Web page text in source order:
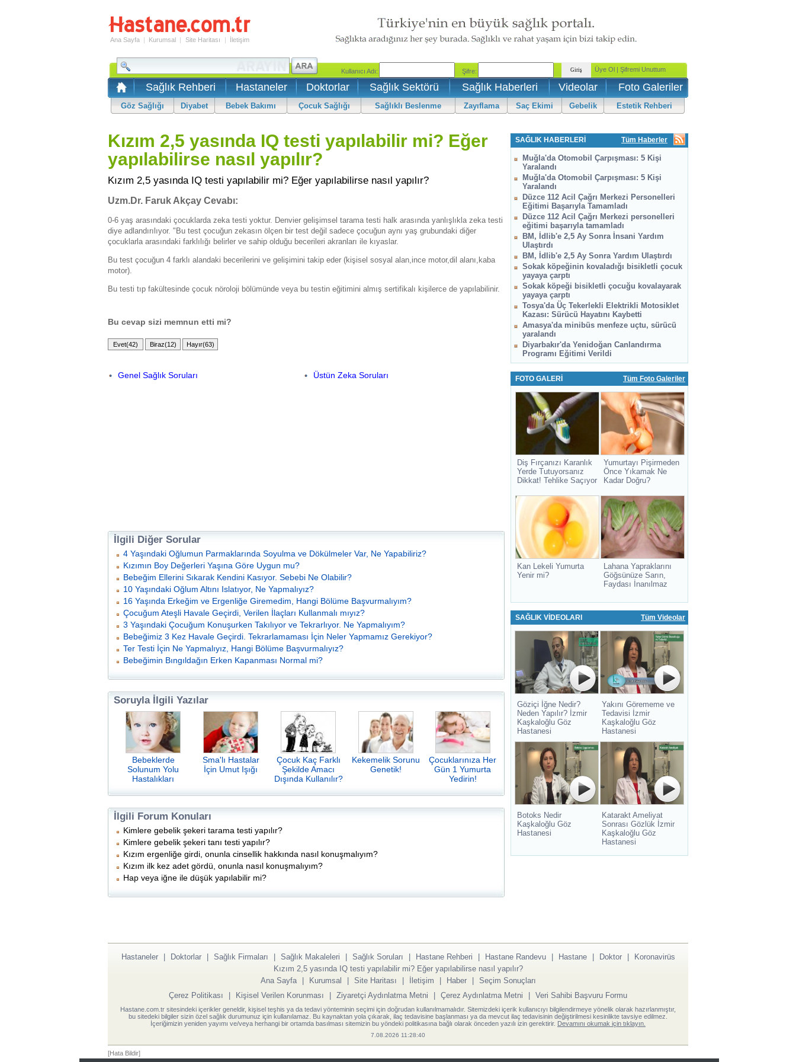
Ana Sayfa | Kurumsal | Site Haritası | İletişim
Sağlık Rehberi Hastaneler Doktorlar Sağlık Sektörü Sağlık Haberleri Videolar Foto Galeriler
Göz Sağlığı Diyabet Bebek Bakımı Çocuk Sağlığı Sağlıklı Beslenme Zayıflama Saç Ekimi Gebelik Estetik Rehberi
Kızım 2,5 yasında IQ testi yapılabilir mi? Eğer
yapılabilirse nasıl yapılır?
Kızım 2,5 yasında IQ testi yapılabilir mi? Eğer yapılabilirse nasıl yapılır?
Uzm.Dr. Faruk Akçay Cevabı:
0-6 yaş arasındaki çocuklarda zeka testi yoktur. Denvier gelişimsel tarama testi halk arasında yanlışlıkla zeka testi
diye adlandırılıyor. "Bu test çocuğun zekasın ölçen bir test değil sadece çocuğun aynı yaş grubundaki diğer
çocuklarla arasındaki farklılığı belirler ve sahip olduğu becerileri akranları ile kıyaslar.
Bu test çocuğun 4 farklı alandaki becerilerini ve gelişimini takip eder (kişisel sosyal alan,ince motor,dil alanı,kaba
motor).
Bu testi tıp fakültesinde çocuk nöroloji bölümünde veya bu testin eğitimini almış sertifikalı kişilerce de yapılabilinir.
Bu cevap sizi memnun etti mi?
Genel Sağlık Soruları Üstün Zeka Soruları
İlgili Diğer Sorular
4 Yaşındaki Oğlumun Parmaklarında Soyulma ve Dökülmeler Var, Ne Yapabiliriz?
Kızımın Boy Değerleri Yaşına Göre Uygun mu?
Bebeğim Ellerini Sıkarak Kendini Kasıyor. Sebebi Ne Olabilir?
10 Yaşındaki Oğlum Altını Islatıyor, Ne Yapmalıyız?
16 Yaşında Erkeğim ve Ergenliğe Giremedim, Hangi Bölüme Başvurmalıyım?
Çocuğum Ateşli Havale Geçirdi, Verilen İlaçları Kullanmalı mıyız?
3 Yaşındaki Çocuğum Konuşurken Takılıyor ve Tekrarlıyor. Ne Yapmalıyım?
Bebeğimiz 3 Kez Havale Geçirdi. Tekrarlamaması İçin Neler Yapmamız Gerekiyor?
Ter Testi İçin Ne Yapmalıyız, Hangi Bölüme Başvurmalıyız?
Bebeğimin Bıngıldağın Erken Kapanması Normal mi?
Soruyla İlgili Yazılar
Bebeklerde
Solunum Yolu
Hastalıkları
Sma'lı Hastalar
İçin Umut Işığı
Çocuk Kaç Farklı
Şekilde Amacı
Dışında Kullanılır?
Kekemelik Sorunu
Genetik!
Çocuklarınıza Her
Gün 1 Yumurta
Yedirin!
İlgili Forum Konuları
Kimlere gebelik şekeri tarama testi yapılır?
Kimlere gebelik şekeri tanı testi yapılır?
Kızım ergenliğe girdi, onunla cinsellik hakkında nasıl konuşmalıyım?
Kızım ilk kez adet gördü, onunla nasıl konuşmalıyım?
Hap veya iğne ile düşük yapılabilir mi?
SAĞLIK HABERLERİ Tüm Haberler
Muğla'da Otomobil Çarpışması: 5 Kişi
Yaralandı
Muğla'da Otomobil Çarpışması: 5 Kişi
Yaralandı
Düzce 112 Acil Çağrı Merkezi Personelleri
Eğitimi Başarıyla Tamamladı
Düzce 112 Acil Çağrı Merkezi personelleri
eğitimi başarıyla tamamladı
BM, İdlib'e 2,5 Ay Sonra İnsani Yardım
Ulaştırdı
BM, İdlib'e 2,5 Ay Sonra Yardım Ulaştırdı
Sokak köpeğinin kovaladığı bisikletli çocuk
yayaya çarptı
Sokak köpeği bisikletli çocuğu kovalayarak
yayaya çarptı
Tosya'da Üç Tekerlekli Elektrikli Motosiklet
Kazası: Sürücü Hayatını Kaybetti
Amasya'da minibüs menfeze uçtu, sürücü
yaralandı
Diyarbakır'da Yenidoğan Canlandırma
Programı Eğitimi Verildi
FOTO GALERİ Tüm Foto Galeriler
Diş Fırçanızı Karanlık
Yerde Tutuyorsanız
Dikkat! Tehlike Saçıyor
Yumurtayı Pişirmeden
Önce Yıkamak Ne
Kadar Doğru?
Kan Lekeli Yumurta
Yenir mi?
Lahana Yapraklarını
Göğsünüze Sarın,
Faydası İnanılmaz
SAĞLIK VİDEOLARI Tüm Videolar
Göziçi İğne Nedir?
Neden Yapılır? İzmir
Kaşkaloğlu Göz
Hastanesi
Yakını Görememe ve
Tedavisi İzmir
Kaşkaloğlu Göz
Hastanesi
Botoks Nedir
Kaşkaloğlu Göz
Hastanesi
Katarakt Ameliyat
Sonrası Gözlük İzmir
Kaşkaloğlu Göz
Hastanesi
Hastaneler | Doktorlar | Sağlık Firmaları | Sağlık Makaleleri | Sağlık Soruları | Hastane Rehberi | Hastane Randevu | Hastane | Doktor |
Koronavirüs
Kızım 2,5 yasında IQ testi yapılabilir mi? Eğer yapılabilirse nasıl yapılır?
Ana Sayfa
| Kurumsal | Site Haritası | İletişim | Haber | Seçim Sonuçları
Çerez Politikası
| Kişisel Verilen Korunması | Ziyaretçi Aydınlatma Metni | Çerez Aydınlatma Metni | Veri Sahibi Başvuru Formu
Hastane.com.tr sitesindeki içerikler geneldir, kişisel teşhis ya da tedavi yönteminin seçimi için doğrudan kullanılmamalıdır. Sitemizdeki içerik kullanıcıyı bilgilendirmeye yönelik olarak hazırlanmıştır,
bu sitedeki bilgiler sizin özel sağlık durumunuz için kullanılamaz. Bu kaynaktan yola çıkarak, ilaç tedavisine başlanması ya da mevcut ilaç tedavisinin değiştirilmesi kesinlikte tavsiye edilmez.
İçeriğimizin yeniden yayımı ve/veya herhangi bir ortamda basılması sitemizin bu yöndeki politikasına bağlı olarak önceden yazılı izin gerektirir. Devamını okumak için tıklayın.
7.08.2026 11:28:40
[Hata Bildir]